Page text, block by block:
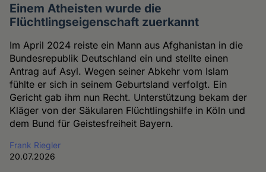
Einem Atheisten wurde die
Flüchtlingseigenschaft zuerkannt
Im April 2024 reiste ein Mann aus Afghanistan in die
Bundesrepublik Deutschland ein und stellte einen
Antrag auf Asyl. Wegen seiner Abkehr vom Islam
fühlte er sich in seinem Geburtsland verfolgt. Ein
Gericht gab ihm nun Recht. Unterstützung bekam der
Kläger von der Säkularen Flüchtlingshilfe in Köln und
dem Bund für Geistesfreiheit Bayern.
Frank Riegler
20.07.2026